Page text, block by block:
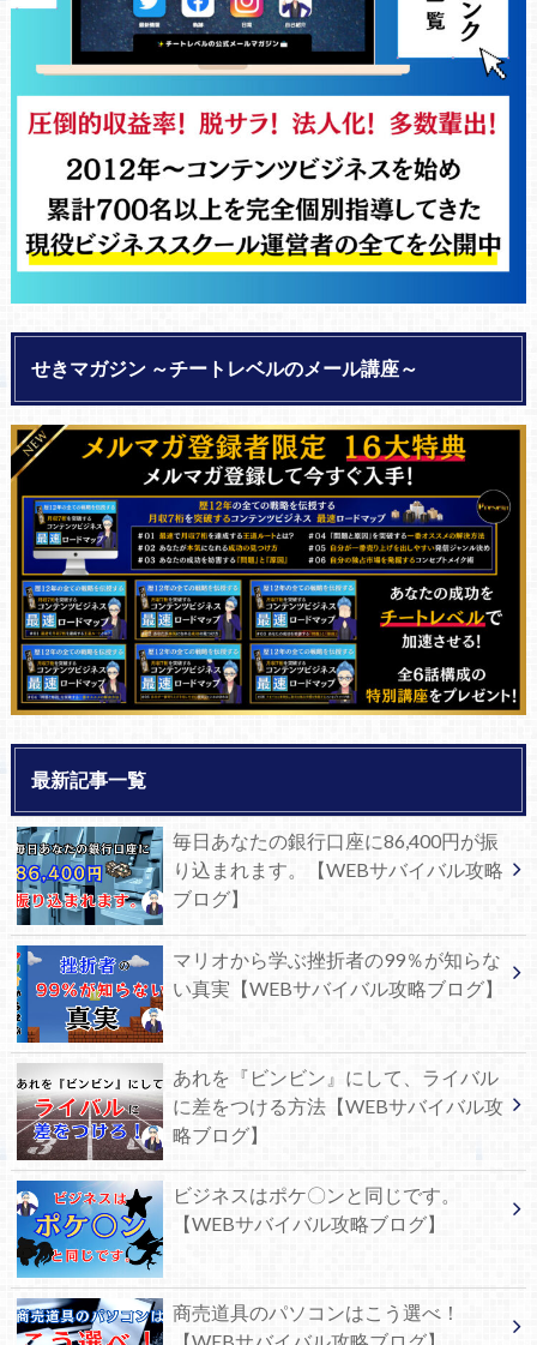
せきマガジン ～チートレベルのメール講座～
最新記事一覧
毎日あなたの銀行口座に86,400円が振
り込まれます。【WEBサバイバル攻略
ブログ】
マリオから学ぶ挫折者の99％が知らな
い真実【WEBサバイバル攻略ブログ】
あれを『ビンビン』にして、ライバル
に差をつける方法【WEBサバイバル攻
略ブログ】
ビジネスはポケ〇ンと同じです。
【WEBサバイバル攻略ブログ】
商売道具のパソコンはこう選べ！